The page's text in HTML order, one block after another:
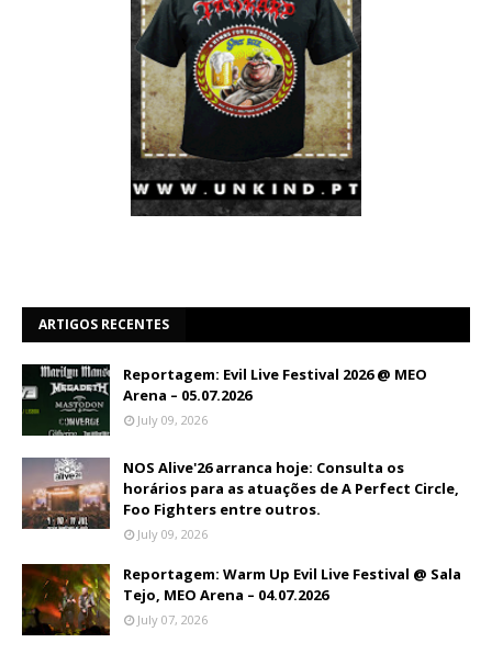
ARTIGOS RECENTES
Reportagem: Evil Live Festival 2026 @ MEO
Arena – 05.07.2026
July 09, 2026
NOS Alive'26 arranca hoje: Consulta os
horários para as atuações de A Perfect Circle,
Foo Fighters entre outros.
July 09, 2026
Reportagem: Warm Up Evil Live Festival @ Sala
Tejo, MEO Arena – 04.07.2026
July 07, 2026